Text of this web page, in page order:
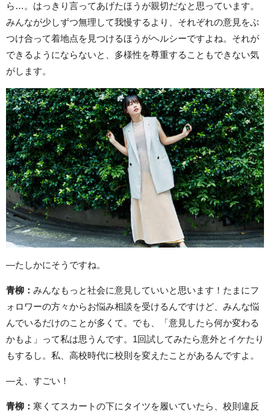
ら…。はっきり言ってあげたほうが親切だなと思っています。
みんなが少しずつ無理して我慢するより、それぞれの意見をぶ
つけ合って着地点を見つけるほうがヘルシーですよね。それが
できるようにならないと、多様性を尊重することもできない気
がします。
―たしかにそうですね。
青柳： みんなもっと社会に意見していいと思います！たまにフ
ォロワーの方々からお悩み相談を受けるんですけど、みんな悩
んでいるだけのことが多くて。でも、「意見したら何か変わる
かもよ」って私は思うんです。1回試してみたら意外とイケたり
もするし。私、高校時代に校則を変えたことがあるんですよ。
―え、すごい！
青柳： 寒くてスカートの下にタイツを履いていたら、校則違反